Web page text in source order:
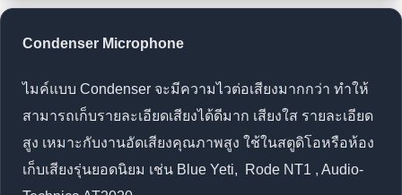
Condenser Microphone
ไมค์แบบ Condenser จะมีความไวต่อเสียงมากกว่า ทำให้
สามารถเก็บรายละเอียดเสียงได้ดีมาก เสียงใส รายละเอียด
สูง เหมาะกับงานอัดเสียงคุณภาพสูง ใช้ในสตูดิโอหรือห้อง
เก็บเสียงรุ่นยอดนิยม เช่น Blue Yeti, Rode NT1 , Audio-